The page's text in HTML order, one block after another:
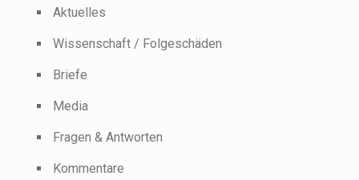
Aktuelles
Wissenschaft / Folgeschäden
Briefe
Media
Fragen & Antworten
Kommentare